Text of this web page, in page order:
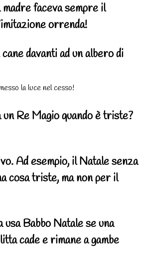
faceva sempre il
orrenda!
davanti ad un albero di
la luce nel cesso!
Re Magio quando è triste?
Ad esempio, il Natale senza
cosa triste, ma non per il
usa Babbo Natale se una
cade e rimane a gambe